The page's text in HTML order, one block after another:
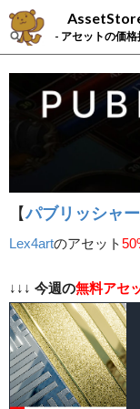
- アセットの価
【パブリッシャ
Lex4artのアセット
↓↓↓ 今週の無料アセ